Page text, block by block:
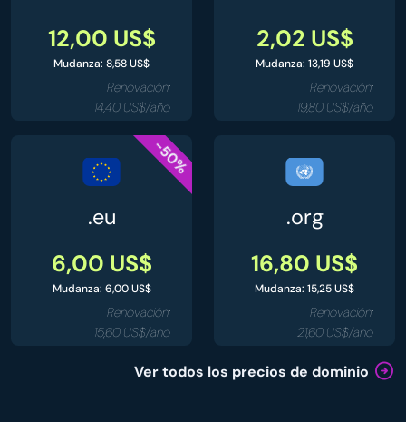
12,00 US$
Mudanza: 8,58 US$
Renovación:
14,40 US$/año
2,02 US$
Mudanza: 13,19 US$
Renovación:
19,80 US$/año
-50%
.eu
6,00 US$
Mudanza: 6,00 US$
Renovación:
15,60 US$/año
.org
16,80 US$
Mudanza: 15,25 US$
Renovación:
21,60 US$/año
Ver todos los precios de dominio